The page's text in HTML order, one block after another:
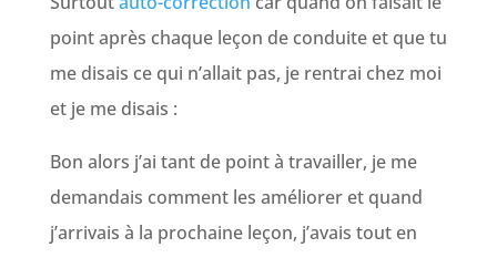
point après chaque leçon de conduite et que tu
me disais ce qui n’allait pas, je rentrai chez moi
et je me disais :
Bon alors j’ai tant de point à travailler, je me
demandais comment les améliorer et quand
j’arrivais à la prochaine leçon, j’avais tout en